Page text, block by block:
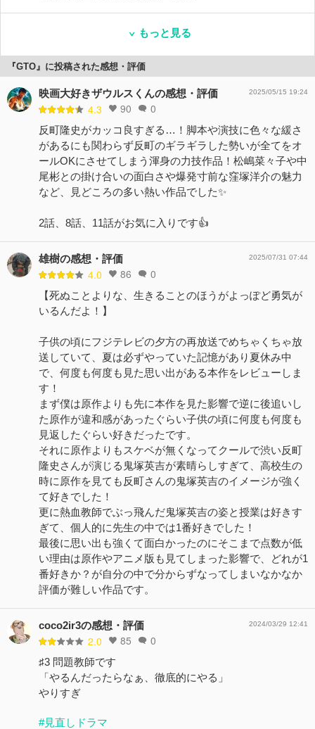
もっと見る
『GTO』に投稿された感想・評価
映画大好きザウルスくんの感想・評価
4.3 90 0
2025/05/15 19:24
反町隆史がカッコ良すぎる…！脚本や演技に色々な緩さ
があるにも関わらず反町のギラギラした勢いが全てをオ
ールOKにさせてしまう渾身の力技作品！松嶋菜々子や中
尾彬との掛け合いの面白さや爆発寸前な窪塚洋介の魅力
など、見どころの多い熱い作品でした✨
2話、8話、11話がお気に入りです👍
雄樹の感想・評価
4.0 86 0
2025/07/31 07:44
【死ぬことよりな、生きることのほうがよっぽど勇気が
いるんだよ！】
子供の頃にフジテレビの夕方の再放送でめちゃくちゃ放
送していて、夏は必ずやっていた記憶があり夏休み中
で、何度も何度も見た思い出がある本作をレビューしま
す！
まず僕は原作よりも先に本作を見た影響で逆に後追いし
た原作が違和感があったぐらい子供の頃に何度も何度も
見返したぐらい好きだったです。
それに原作よりもスケベが無くなってクールで渋い反町
隆史さんが演じる鬼塚英吉が素晴らしすぎて、高校生の
時に原作を見ても反町さんの鬼塚英吉のイメージが強く
て好きでした！
更に熱血教師でぶっ飛んだ鬼塚英吉の姿と授業は好きす
ぎて、個人的に先生の中では1番好きでした！
最後に思い出も強くて面白かったのにそこまで点数が低
い理由は原作やアニメ版も見てしまった影響で、どれが1
番好きか？が自分の中で分からずなってしまいなかなか
評価が難しい作品です。
coco2ir3の感想・評価
2.0 85 0
2024/03/29 12:41
♯3 問題教師です
「やるんだったらなぁ、徹底的にやる」
やりすぎ
#見直しドラマ